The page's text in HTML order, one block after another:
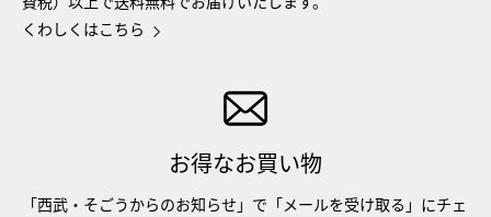
くわしくはこちら
お得なお買い物
「西武・そごうからのお知らせ」で「メールを受け取る」にチェ